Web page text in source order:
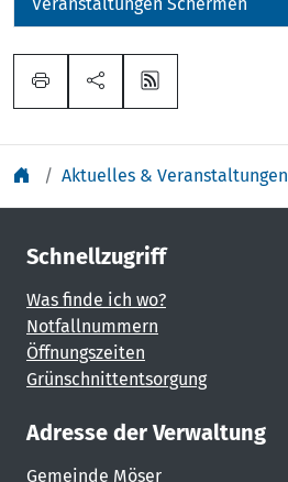
Aktuelles & Veranstaltungen
Schnellzugriff
Was finde ich wo?
Notfallnummern
Öffnungszeiten
Grünschnittentsorgung
Adresse der Verwaltung
Gemeinde Möser